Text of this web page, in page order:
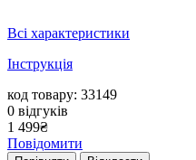
Всі характеристики
Інструкція
код товару: 33149
0 відгуків
1 499₴
Повідомити